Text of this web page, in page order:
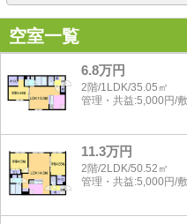
空室一覧
6.8万円
2階/1LDK/35.05㎡
管理・共益:5,000円/
11.3万円
2階/2LDK/50.52㎡
管理・共益:5,000円/